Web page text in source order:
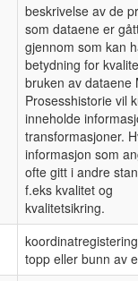
beskrivelse av de
som dataene er
gjennom som kan
betydning for
bruken av dataene
Prosesshistorie vil
inneholde
transformasjoner.
informasjon som
ofte gitt i andre
f.eks kvalitet og
kvalitetsikring.
topp eller bunn av